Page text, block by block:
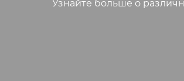
Узнайте больше о